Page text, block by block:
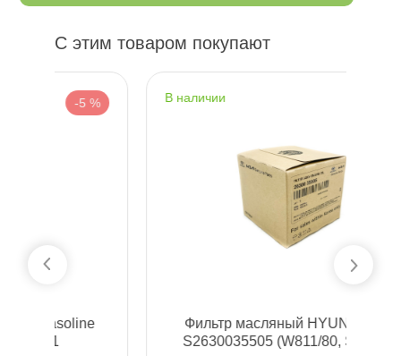
С этим товаром покупают
наличии
Фильтр масляный HYUNDAI/KIA
S2630035505 (W811/80, SM 121 )